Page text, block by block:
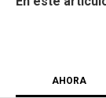
AHORA